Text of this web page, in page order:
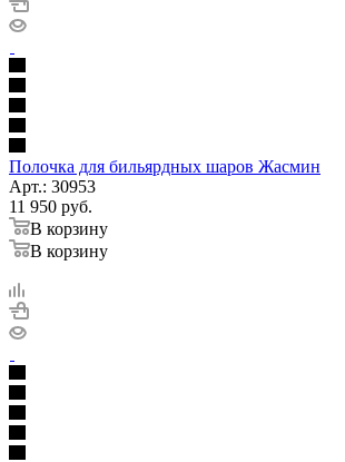
Полочка для бильярдных шаров Жасмин
Арт.: 30953
11 950 руб.
В корзину
В корзину